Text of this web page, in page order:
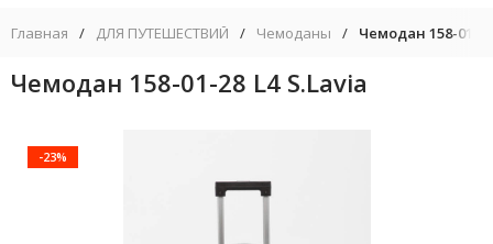
Главная / ДЛЯ ПУТЕШЕСТВИЙ / Чемоданы / Чемодан 158-01-
Чемодан 158-01-28 L4 S.Lavia
-23%